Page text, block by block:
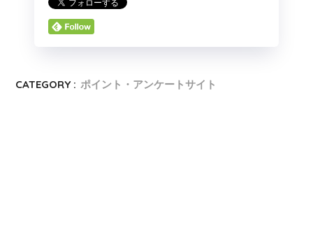
CATEGORY : ポイント・アンケートサイト